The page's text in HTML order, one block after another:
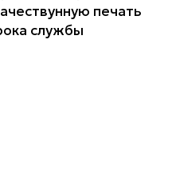
печать
службы